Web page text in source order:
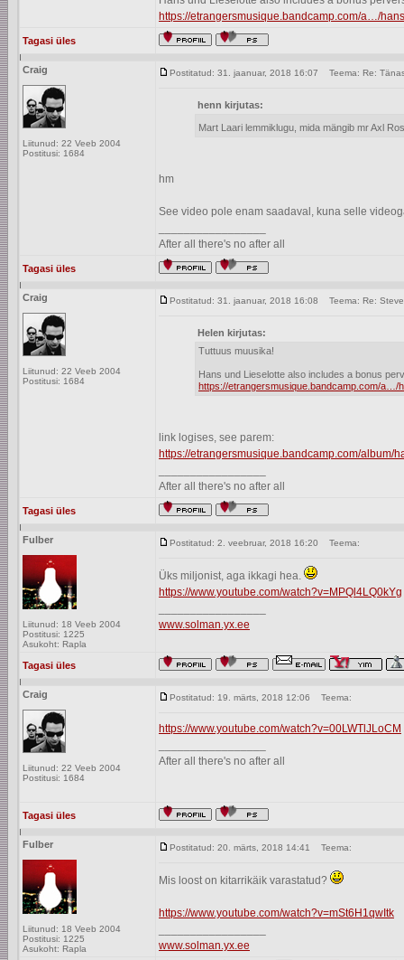
https://etrangersmusique.bandcamp.com/a…/
Tagasi üles
Craig
Liitunud: 22 Veeb 2004
Postitusi: 1684
Postitatud: 31. jaanuar, 2018 16:07 Teema: Re:
henn kirjutas:
Mart Laari lemmiklugu, mida mängib mr Axl
hm
See video pole enam saadaval, kuna selle
After all there's no after all
Tagasi üles
Craig
Liitunud: 22 Veeb 2004
Postitusi: 1684
Postitatud: 31. jaanuar, 2018 16:08 Teema: Re:
Helen kirjutas:
Tuttuus muusika!
Hans und Lieselotte also includes a bonus
https://etrangersmusique.bandcamp.com/a…/
link logises, see parem:
https://etrangersmusique.bandcamp.com/album/
After all there's no after all
Tagasi üles
Fulber
Liitunud: 18 Veeb 2004
Postitusi: 1225
Asukoht: Rapla
Postitatud: 2. veebruar, 2018 16:20 Teema:
Üks miljonist, aga ikkagi hea.
https://www.youtube.com/watch?v=MPQl4LQ0kYg
www.solman.yx.ee
Tagasi üles
Craig
Liitunud: 22 Veeb 2004
Postitusi: 1684
Postitatud: 19. märts, 2018 12:06 Teema:
https://www.youtube.com/watch?v=00LWTlJLoCM
After all there's no after all
Tagasi üles
Fulber
Liitunud: 18 Veeb 2004
Postitusi: 1225
Asukoht: Rapla
Postitatud: 20. märts, 2018 14:41 Teema:
Mis loost on kitarrikäik varastatud?
https://www.youtube.com/watch?v=mSt6H1qwItk
www.solman.yx.ee